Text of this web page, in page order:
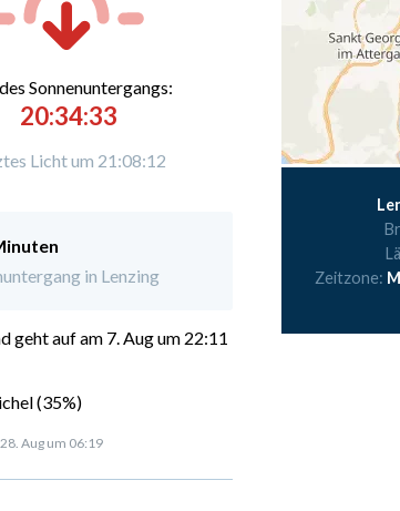
Sonnenuntergangs:
20:34:33
Licht um 21:08:12
in Lenzing
geht auf am 7. Aug um 22:11
(35%)
28. Aug um 06:19
Zeitzone: